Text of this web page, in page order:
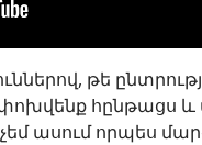
թե
հընթացս և
չեմ ասում որպես